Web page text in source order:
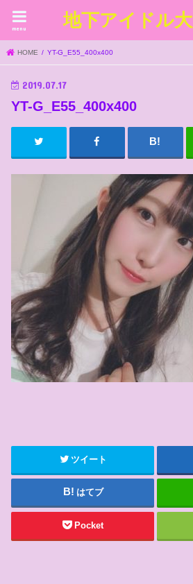
地下アイドル
menu
HOME YT-G_E55_400x400
2019.07.17
YT-G_E55_400x400
ツイート
はてブ
Pocket